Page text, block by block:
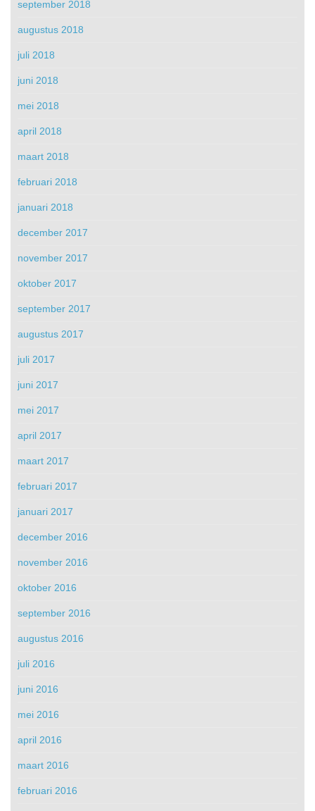
september 2018
augustus 2018
juli 2018
juni 2018
mei 2018
april 2018
maart 2018
februari 2018
januari 2018
december 2017
november 2017
oktober 2017
september 2017
augustus 2017
juli 2017
juni 2017
mei 2017
april 2017
maart 2017
februari 2017
januari 2017
december 2016
november 2016
oktober 2016
september 2016
augustus 2016
juli 2016
juni 2016
mei 2016
april 2016
maart 2016
februari 2016